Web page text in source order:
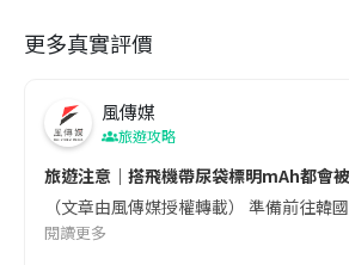
更多真實評價
風傳媒
旅遊攻略
旅遊注意｜搭飛機帶尿袋標明mAh都會
（文章由風傳媒授權轉載） 準備前往
閱讀更多